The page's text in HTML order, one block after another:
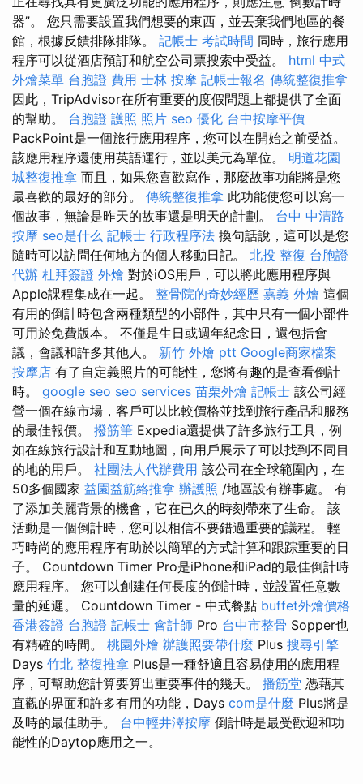
器”。 您只需要設置我們想要的東西，並丟棄我們地區的餐
館，根據反饋排隊排隊。 記帳士 考試時間 同時，旅行應用
程序可以從酒店預訂和航空公司票搜索中受益。 html 中式
外燴菜單 台胞證 費用 士林 按摩 記帳士報名 傳統整復推拿
因此，TripAdvisor在所有重要的度假問題上都提供了全面
的幫助。 台胞證 護照 照片 seo 優化 台中按摩平價
PackPoint是一個旅行應用程序，您可以在開始之前受益。
該應用程序還使用英語運行，並以美元為單位。 明道花園
城整復推拿 而且，如果您喜歡寫作，那麼故事功能將是您
最喜歡的最好的部分。 傳統整復推拿 此功能使您可以寫一
個故事，無論是昨天的故事還是明天的計劃。 台中 中清路
按摩 seo是什么 記帳士 行政程序法 換句話說，這可以是您
隨時可以訪問任何地方的個人移動日記。 北投 整復 台胞證
代辦 杜拜簽證 外燴 對於iOS用戶，可以將此應用程序與
Apple課程集成在一起。 整骨院的奇妙經歷 嘉義 外燴 這個
有用的倒計時包含兩種類型的小部件，其中只有一個小部件
可用於免費版本。 不僅是生日或週年紀念日，還包括會
議，會議和許多其他人。 新竹 外燴 ptt Google商家檔案
按摩店 有了自定義照片的可能性，您將有趣的是查看倒計
時。 google seo seo services 苗栗外燴 記帳士 該公司經
營一個在線市場，客戶可以比較價格並找到旅行產品和服務
的最佳報價。 撥筋筆 Expedia還提供了許多旅行工具，例
如在線旅行設計和互動地圖，向用戶展示了可以找到不同目
的地的用戶。 社團法人代辦費用 該公司在全球範圍內，在
50多個國家 益園益筋絡推拿 辦護照 /地區設有辦事處。 有
了添加美麗背景的機會，它在已久的時刻帶來了生命。 該
活動是一個倒計時，您可以相信不要錯過重要的議程。 輕
巧時尚的應用程序有助於以簡單的方式計算和跟踪重要的日
子。 Countdown Timer Pro是iPhone和iPad的最佳倒計時
應用程序。 您可以創建任何長度的倒計時，並設置任意數
量的延遲。 Countdown Timer - 中式餐點 buffet外燴價格
香港簽證 台胞證 記帳士 會計師 Pro 台中市整骨 Sopper也
有精確的時間。 桃園外燴 辦護照要帶什麼 Plus 搜尋引擎
Days 竹北 整復推拿 Plus是一種舒適且容易使用的應用程
序，可幫助您計算要算出重要事件的幾天。 播筋堂 憑藉其
直觀的界面和許多有用的功能，Days com是什麼 Plus將是
及時的最佳助手。 台中輕井澤按摩 倒計時是最受歡迎和功
能性的Daytop應用之一。